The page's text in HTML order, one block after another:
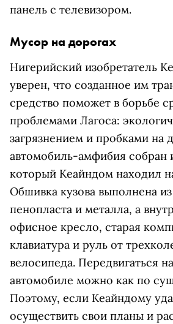
панель с телевизором.
Мусор на дорогах
Нигерийский изобретатель
уверен, что созданное им
средство поможет в борьбе
проблемами Лагоса:
загрязнением и пробками на
автомобиль-амфибия собран
который Кеайндом находил
Обшивка кузова выполнена
пенопласта и металла, а
офисное кресло, старая
клавиатура и руль от
велосипеда. Передвигаться
автомобиле можно как по
Поэтому, если Кеайндому
осуществить свои планы и